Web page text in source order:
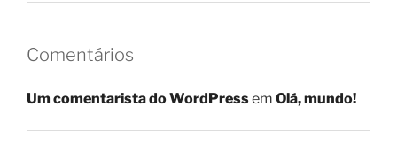
Comentários
Um comentarista do WordPressem Olá, mundo!